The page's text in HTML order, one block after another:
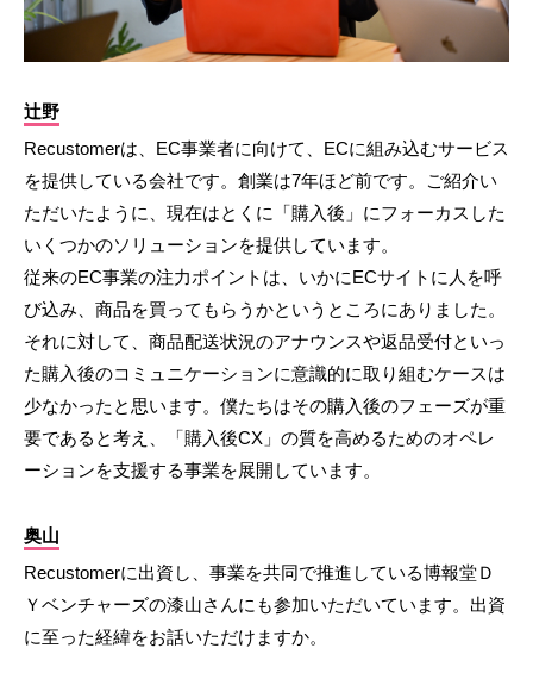
辻野
Recustomerは、EC事業者に向けて、ECに組み込むサービス
を提供している会社です。創業は7年ほど前です。ご紹介い
ただいたように、現在はとくに「購入後」にフォーカスした
いくつかのソリューションを提供しています。
従来のEC事業の注力ポイントは、いかにECサイトに人を呼
び込み、商品を買ってもらうかというところにありました。
それに対して、商品配送状況のアナウンスや返品受付といっ
た購入後のコミュニケーションに意識的に取り組むケースは
少なかったと思います。僕たちはその購入後のフェーズが重
要であると考え、「購入後CX」の質を高めるためのオペレ
ーションを支援する事業を展開しています。
奥山
Recustomerに出資し、事業を共同で推進している博報堂Ｄ
Ｙベンチャーズの漆山さんにも参加いただいています。出資
に至った経緯をお話いただけますか。